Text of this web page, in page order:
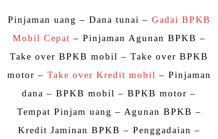
Pinjaman uang – Dana tunai – Gadai BPKB
Mobil Cepat – Pinjaman Agunan BPKB –
Take over BPKB mobil – Take over BPKB
motor – Take over Kredit mobil – Pinjaman
dana – BPKB mobil – BPKB motor –
Tempat Pinjam uang – Agunan BPKB –
Kredit Jaminan BPKB – Penggadaian –